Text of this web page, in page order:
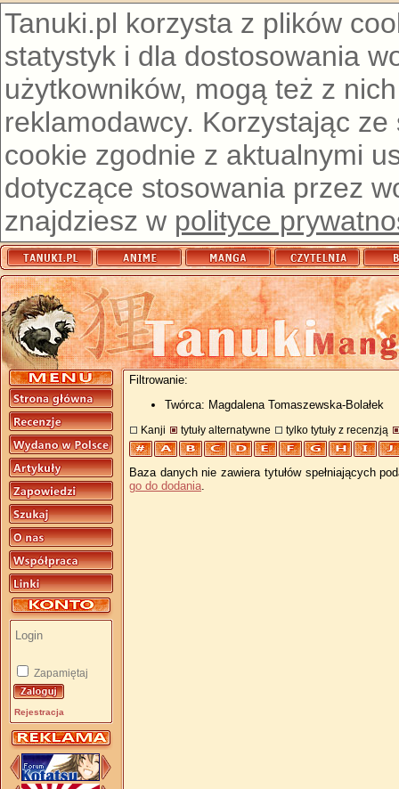
Tanuki.pl korzysta z plików
statystyk i dla dostosowania
użytkowników, mogą też z
reklamodawcy. Korzystając
cookie zgodnie z aktualnymi
dotyczące stosowania przez
znajdziesz w polityce
Zapamiętaj
Rejestracja
Filtrowanie:
Twórca: Magdalena Tomaszewska-Bolałek
Kanji tytuły alternatywne tylko tytuły z recenzją
Baza danych nie zawiera tytułów spełniających
go do dodania.